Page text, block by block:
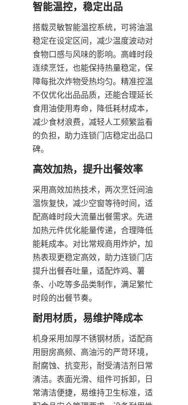
智能温控，稳定出品
搭载灵敏智能温控系统，可将油温
稳定在设定区间，减少温度波动对
食物口感与风味的影响。高峰时段
连续烹饪，也能保持热量稳定，保
障每批次炸物受热均匀。精准控温
不仅优化出品品质，还能合理延长
食用油使用寿命，降低耗材成本，
减少食材浪费，减轻人工频繁监看
的负担，助力连锁门店稳定出品口
碑。
高效加热，提升出餐效率
采用高效加热技术，两次烹饪间油
温恢复快，减少空窗等待时间，适
配高峰时段大流量出餐需求。先进
加热元件优化能量传递，合理降低
能耗成本。对比常规商用炸炉，加
热表现更稳定高效，助力连锁门店
提升出餐吞吐量，适配炸鸡、薯
条、小吃等多品类制作，满足繁忙
时段的出餐节奏。
耐用材质，易维护降成本
机身采用加厚不锈钢材质，适配商
用厨房高频、高油污的严苛环境，
耐腐蚀、抗变形，耐受清洁剂日常
清洁。表面光滑、组件可拆卸，日
常清洁便捷，易维持卫生标准，适